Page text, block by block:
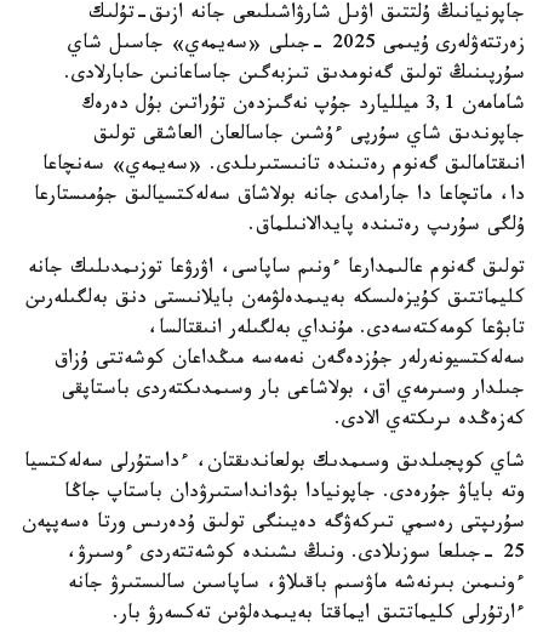
جاپونيانىڭ ۇلتتىق اۋىل شارۋاشىلىعى جانە ازىق-تۇلىك
زەرتتەۋلەرى ۇيىمى 2025 -جىلى «سەيمەي» جاسىل شاي
سۇرپىنىڭ تولىق گەنومدىق تىزبەگىن جاساعانىن حابارلادى.
شامامەن 3,1 ميلليارد جۇپ نەگىزدەن تۇراتىن بۇل دەرەك
جاپوندىق شاي سۇرپى ءۇشىن جاسالعان العاشقى تولىق
انىقتامالىق گەنوم رەتىندە تانىستىرىلدى. «سەيمەي» سەنچاعا
دا، ماتچاعا دا جارامدى جانە بولاشاق سەلەكتسيالىق جۇمىستارعا
ۇلگى سۇرىپ رەتىندە پايدالانىلماق.
تولىق گەنوم عالىمدارعا ءونىم ساپاسى، اۋرۋعا توزىمدىلىك جانە
كليماتتىق كۇيزەلىسكە بەيىمدەلۋمەن بايلانىستى دنق بەلگىلەرىن
تابۋعا كومەكتەسەدى. مۇنداي بەلگىلەر انىقتالسا،
سەلەكتسيونەرلەر جۇزدەگەن نەمەسە مىڭداعان كوشەتتى ۇزاق
جىلدار وسىرمەي اق، بولاشاعى بار وسىمدىكتەردى باستاپقى
كەزەڭدە ىرىكتەي الادى.
شاي كوپجىلدىق وسىمدىك بولعاندىقتان، ءداستۇرلى سەلەكتسيا
وتە باياۋ جۇرەدى. جاپونيادا بۋدانداستىرۋدان باستاپ جاڭا
سۇرىپتى رەسمي تىركەۋگە دەيىنگى تولىق ۇدەرىس ورتا ەسەپپەن
25 -جىلعا سوزىلادى. ونىڭ ىشىندە كوشەتتەردى ءوسىرۋ،
ءونىمىن بىرنەشە ماۋسىم باقىلاۋ، ساپاسىن سالىستىرۋ جانە
ءارتۇرلى كليماتتىق ايماقتا بەيىمدەلۋىن تەكسەرۋ بار.